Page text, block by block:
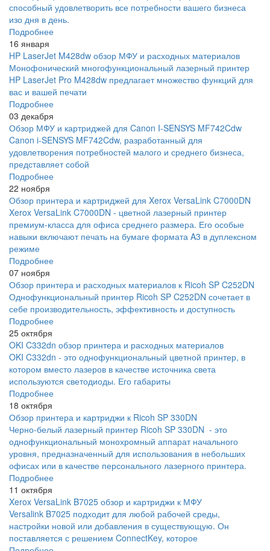
способный удовлетворить все потребности вашего бизнеса
изо дня в день.
Подробнее
16 января
HP LaserJet M428dw обзор МФУ и расходных материалов
Монофонический многофункциональный лазерный принтер
HP LaserJet Pro M428dw предлагает множество функций для
вас и вашей печати
Подробнее
03 декабря
Обзор МФУ и картриджей для Canon I-SENSYS MF742Cdw
Canon i-SENSYS MF742Cdw, разработанный для
удовлетворения потребностей малого и среднего бизнеса,
представляет собой
Подробнее
22 ноября
Обзор принтера и картриджей для Xerox VersaLink C7000DN
Xerox VersaLink C7000DN - цветной лазерный принтер
премиум-класса для офиса среднего размера. Его особые
навыки включают печать на бумаге формата A3 в дуплексном
режиме
Подробнее
07 ноября
Обзор принтера и расходных материалов к Ricoh SP C252DN
Однофункциональный принтер Ricoh SP C252DN сочетает в
себе производительность, эффективность и доступность
Подробнее
25 октября
OKI C332dn обзор принтера и расходных материалов
OKI C332dn - это однофункциональный цветной принтер, в
котором вместо лазеров в качестве источника света
используются светодиоды. Его габариты
Подробнее
18 октября
Обзор принтера и картриджи к Ricoh SP 330DN
Черно-белый лазерный принтер Ricoh SP 330DN - это
однофункциональный монохромный аппарат начального
уровня, предназначенный для использования в небольших
офисах или в качестве персонального лазерного принтера.
Подробнее
11 октября
Xerox VersaLink B7025 обзор и картриджи к МФУ
Versalink B7025 подходит для любой рабочей среды,
настройки новой или добавления в существующую. Он
поставляется с решением ConnectKey, которое